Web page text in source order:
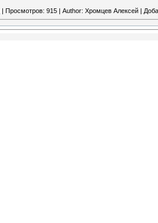
| Просмотров: 915 | Author: Хромцев Алексей |